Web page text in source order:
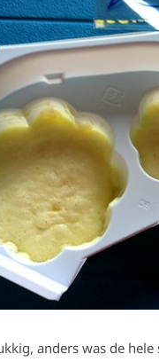
anders was de